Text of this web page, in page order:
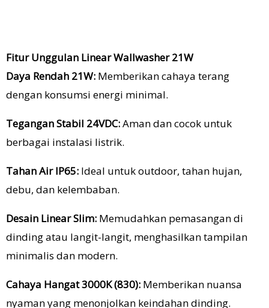
Fitur Unggulan Linear Wallwasher 21W
Daya Rendah 21W: Memberikan cahaya terang
dengan konsumsi energi minimal.
Tegangan Stabil 24VDC:Aman dan cocok untuk
berbagai instalasi listrik.
Tahan Air IP65: Ideal untuk outdoor, tahan hujan,
debu, dan kelembaban.
Desain Linear Slim: Memudahkan pemasangan di
dinding atau langit-langit, menghasilkan tampilan
minimalis dan modern.
Cahaya Hangat 3000K (830): Memberikan nuansa
nyaman yang menonjolkan keindahan dinding.